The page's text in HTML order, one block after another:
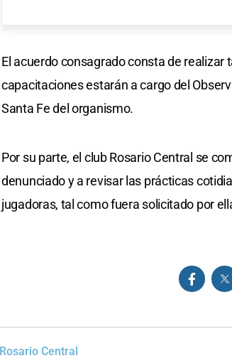
El acuerdo consagrado consta de
capacitaciones estarán a cargo del
Santa Fe del organismo.
Por su parte, el club Rosario Central se
denunciado y a revisar las prácticas
jugadoras, tal como fuera solicitado por
Rosario Central